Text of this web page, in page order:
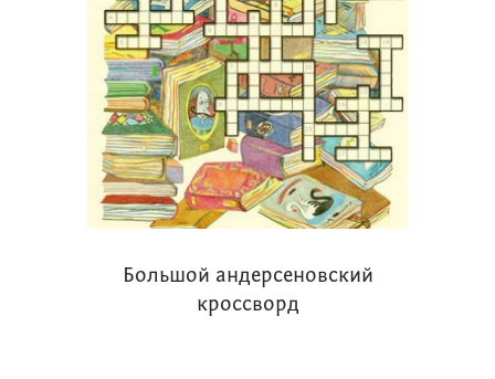
Большой андерсеновский
кроссворд